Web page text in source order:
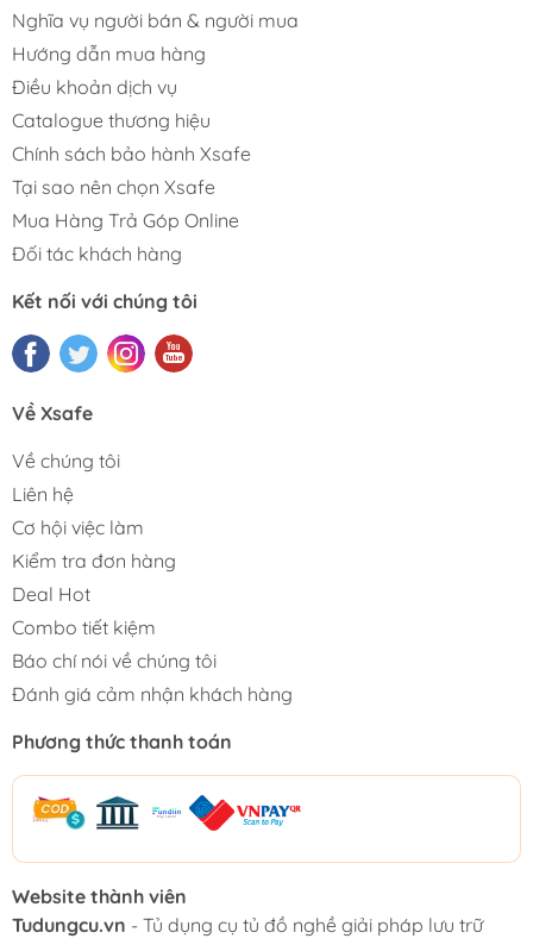
Nghĩa vụ người bán & người mua
Hướng dẫn mua hàng
Điều khoản dịch vụ
Catalogue thương hiệu
Chính sách bảo hành Xsafe
Tại sao nên chọn Xsafe
Mua Hàng Trả Góp Online
Đối tác khách hàng
Kết nối với chúng tôi
Về Xsafe
Về chúng tôi
Liên hệ
Cơ hội việc làm
Kiểm tra đơn hàng
Deal Hot
Combo tiết kiệm
Báo chí nói về chúng tôi
Đánh giá cảm nhận khách hàng
Phương thức thanh toán
Website thành viên
Tudungcu.vn - Tủ dụng cụ tủ đồ nghề giải pháp lưu trữ